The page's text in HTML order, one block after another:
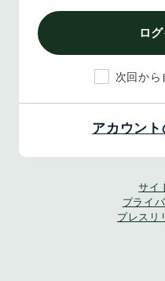
ロ
次回から
アカウント
サイ
プライ
プレスリ